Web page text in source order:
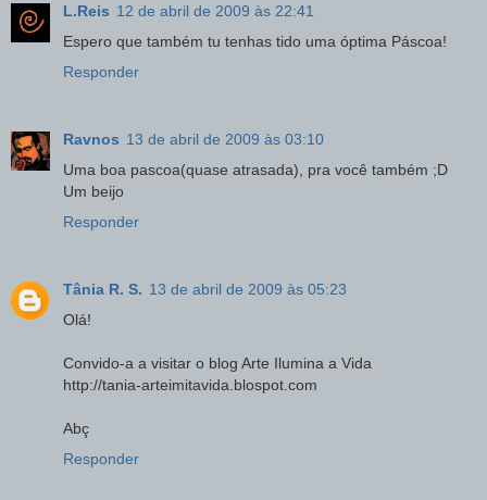
L.Reis 12 de abril de 2009 às 22:41
Espero que também tu tenhas tido uma óptima Páscoa!
Responder
Ravnos 13 de abril de 2009 às 03:10
Uma boa pascoa(quase atrasada), pra você também ;D
Um beijo
Responder
Tânia R. S. 13 de abril de 2009 às 05:23
Olá!
Convido-a a visitar o blog Arte Ilumina a Vida
http://tania-arteimitavida.blospot.com
Abç
Responder